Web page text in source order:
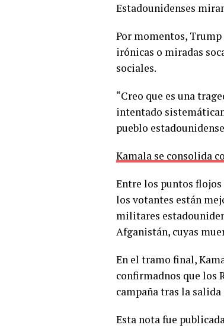
Estadounidenses
Por momentos,
irónicas o miradas
sociales.
“Creo que es una
intentado
pueblo
Kamala se consolida
Entre los puntos flojos
los votantes están
militares
Afganistán, cuyas
En el tramo final,
confirmadnos que los
campaña tras la
Esta nota fue